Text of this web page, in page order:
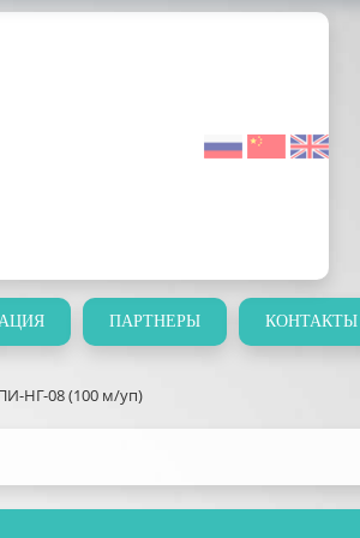
ПАРТНЕРЫ КОНТАКТЫ
НГ-08 (100 м/уп)